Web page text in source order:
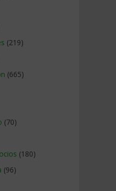
(219)
(665)
(70)
(180)
(96)